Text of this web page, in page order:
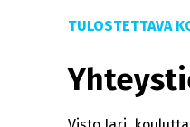
TULOSTETTAVA